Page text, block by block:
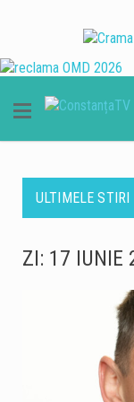
ULTIMELE STIRI
ZI: 17 IUNIE